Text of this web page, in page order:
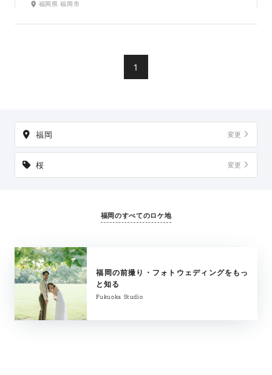
が残せるロケ地です。
福岡県 福岡市
1
福岡 変更
桜 変更
福岡のすべてのロケ地
福岡の前撮り・フォトウェディングをもっ
と知る
Fukuoka Studio